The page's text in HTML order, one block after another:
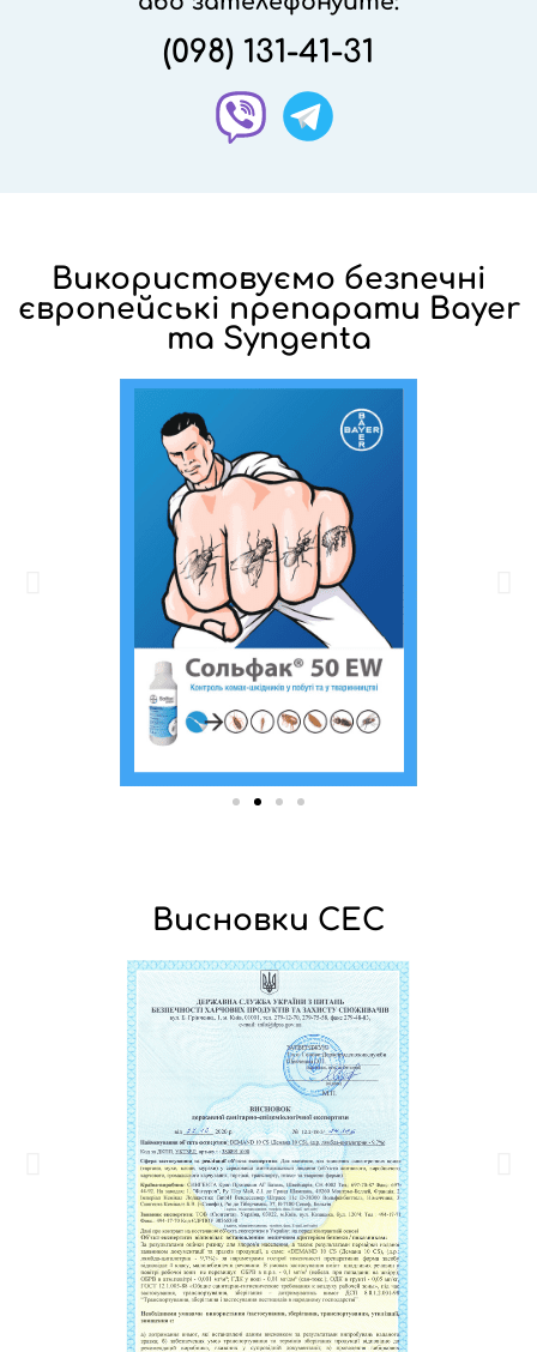
(098) 131-41-31
Використовуємо безпечні
європейські препарати Bayer
та Syngenta
Висновки СЕС